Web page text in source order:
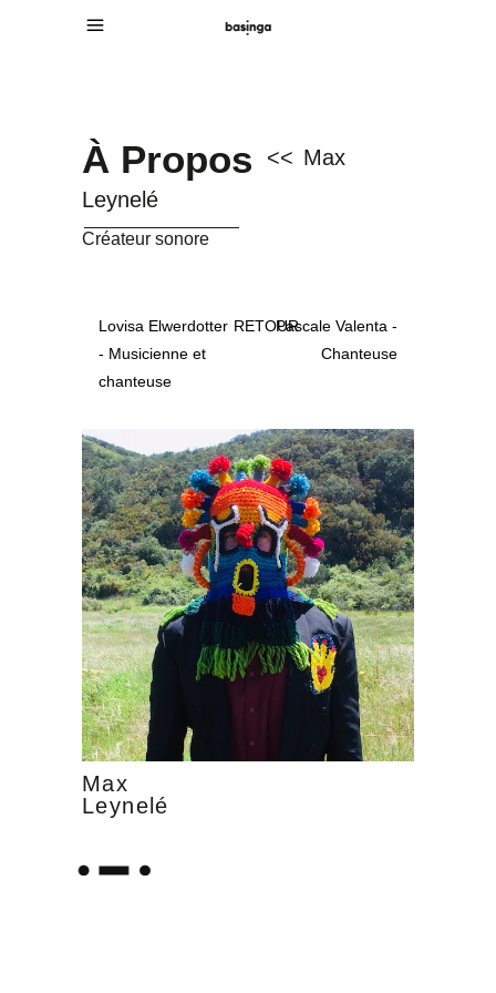
À Propos << Max
Leynelé
Créateur sonore
Lovisa Elwerdotter
- Musicienne et
chanteuse
RETOURPascale Valenta -
Chanteuse
Max
Leynelé